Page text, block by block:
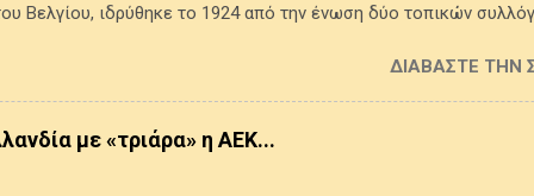
Βελγίου, ιδρύθηκε το 1924 από την ένωση δύο τοπικών
1987, 1993-1994, 2008-2009, 2014-2015), ενώ έφθασε δύο
χωρίς να καταφέρει να το κατακτήσει. Την περασμένη
απολογισμό 23 νίκες - πέντε ισοπαλίες και 14 ήττες, με
πρωτάθλημα με 43 βαθμούς σε σαράντα παιχνίδια. Ποιοι
νεαρός Ιάπωνας σέντερ φορ Keisuke Goto που σημείωσε 13
ΔΙΑΒΆΣΤΕ ΤΗΝ
με «τριάρα» η ΑΕΚ...